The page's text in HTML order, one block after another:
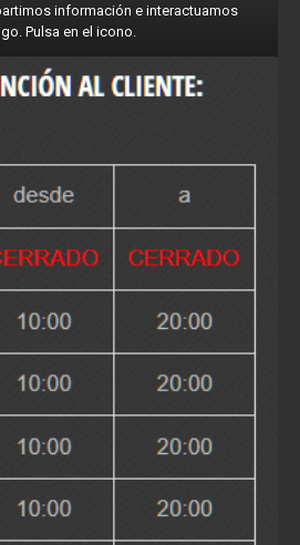
información e interactuamos
Pulsa en el icono.